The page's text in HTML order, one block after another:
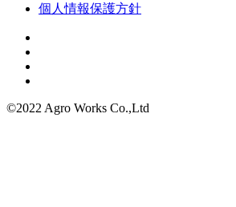
個人情報保護方針
©2022 Agro Works Co.,Ltd